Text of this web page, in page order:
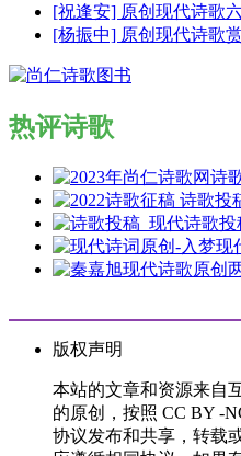
[祝逢安] 原创现代诗歌
[杨振中] 原创现代诗歌
热评诗歌
现
版权声明
本站的文章和资源来自
的原创，按照 CC BY -
协议发布和共享，转载